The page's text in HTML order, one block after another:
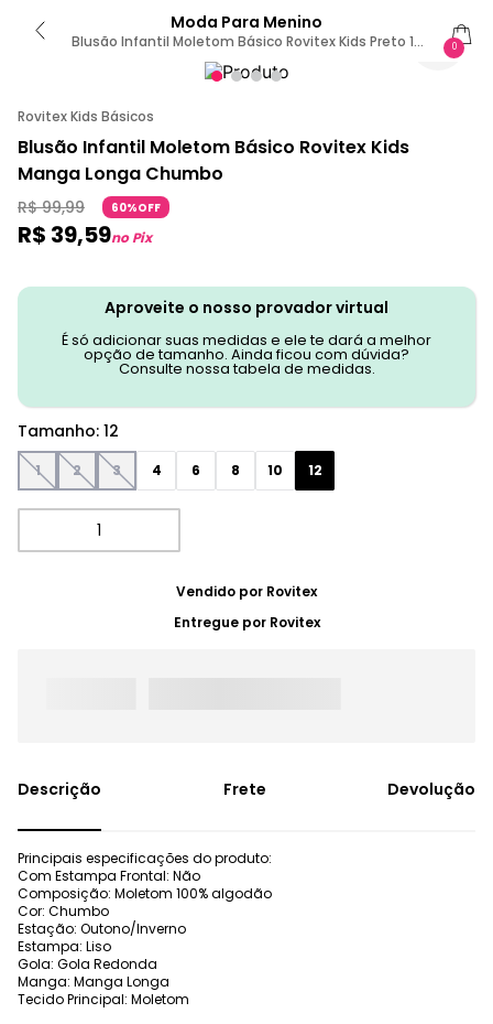
Moda Para Menino
Blusão Infantil Moletom Básico Rovitex Kids Preto 12
0
Rovitex Kids Básicos
Blusão Infantil Moletom Básico Rovitex Kids
Manga Longa Chumbo
R$ 99,99 60%OFF
R$ 39,59no Pix
Aproveite o nosso provador virtual
É só adicionar suas medidas e ele te dará a melhor
opção de tamanho. Ainda ficou com dúvida?
Consulte nossa tabela de medidas.
Tamanho: 12
1 2 3 4 6 8 10 12
Vendido por Rovitex
Entregue por Rovitex
Frete Devolução
Principais especificações do produto:
Com Estampa Frontal: Não
Composição: Moletom 100% algodão
Cor: Chumbo
Estação: Outono/Inverno
Estampa: Liso
Gola: Gola Redonda
Manga: Manga Longa
Tecido Principal: Moletom